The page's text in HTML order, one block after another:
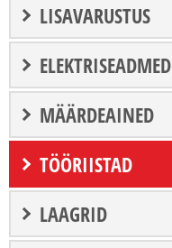
LISAVARUSTUS
ELEKTRISEADMED
MÄÄRDEAINED
TÖÖRIISTAD
LAAGRID